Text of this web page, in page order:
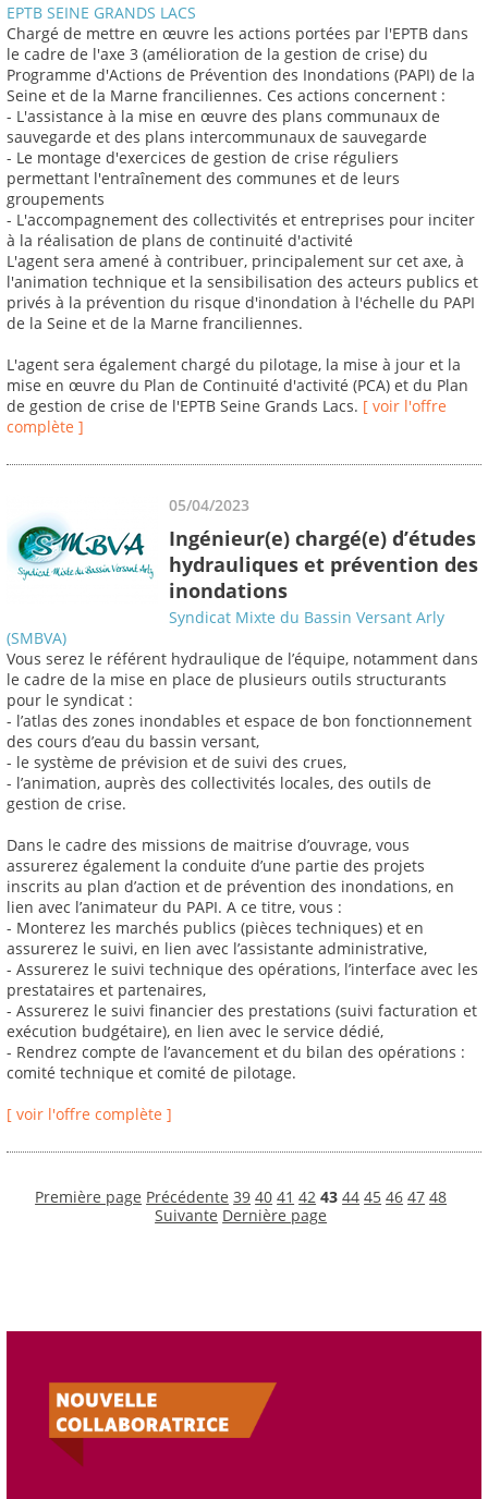
EPTB SEINE GRANDS LACS
Chargé de mettre en œuvre les actions portées par l'EPTB dans
le cadre de l'axe 3 (amélioration de la gestion de crise) du
Programme d'Actions de Prévention des Inondations (PAPI) de la
Seine et de la Marne franciliennes. Ces actions concernent :
- L'assistance à la mise en œuvre des plans communaux de
sauvegarde et des plans intercommunaux de sauvegarde
- Le montage d'exercices de gestion de crise réguliers
permettant l'entraînement des communes et de leurs
groupements
- L'accompagnement des collectivités et entreprises pour inciter
à la réalisation de plans de continuité d'activité
L'agent sera amené à contribuer, principalement sur cet axe, à
l'animation technique et la sensibilisation des acteurs publics et
privés à la prévention du risque d'inondation à l'échelle du PAPI
de la Seine et de la Marne franciliennes.
L'agent sera également chargé du pilotage, la mise à jour et la
mise en œuvre du Plan de Continuité d'activité (PCA) et du Plan
de gestion de crise de l'EPTB Seine Grands Lacs. [ voir l'offre
complète ]
05/04/2023
Ingénieur(e) chargé(e) d’études
hydrauliques et prévention des
inondations
Syndicat Mixte du Bassin Versant Arly
(SMBVA)
Vous serez le référent hydraulique de l’équipe, notamment dans
le cadre de la mise en place de plusieurs outils structurants
pour le syndicat :
- l’atlas des zones inondables et espace de bon fonctionnement
des cours d’eau du bassin versant,
- le système de prévision et de suivi des crues,
- l’animation, auprès des collectivités locales, des outils de
gestion de crise.
Dans le cadre des missions de maitrise d’ouvrage, vous
assurerez également la conduite d’une partie des projets
inscrits au plan d’action et de prévention des inondations, en
lien avec l’animateur du PAPI. A ce titre, vous :
- Monterez les marchés publics (pièces techniques) et en
assurerez le suivi, en lien avec l’assistante administrative,
- Assurerez le suivi technique des opérations, l’interface avec les
prestataires et partenaires,
- Assurerez le suivi financier des prestations (suivi facturation et
exécution budgétaire), en lien avec le service dédié,
- Rendrez compte de l’avancement et du bilan des opérations :
comité technique et comité de pilotage.
[ voir l'offre complète ]
Première page Précédente 39 40 41 42 43 44 45 46 47 48
Suivante Dernière page